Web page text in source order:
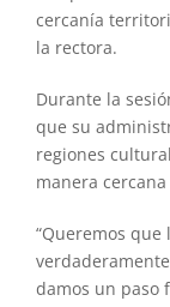
cercanía
la rectora.
Durante la
que su
regiones
manera
“Queremos
damos un paso